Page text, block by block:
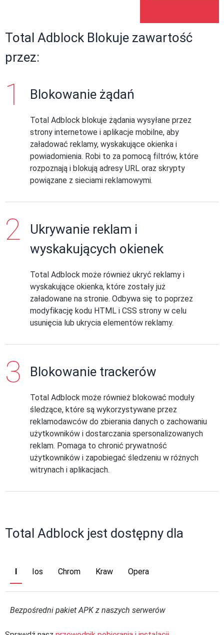
Total Adblock Blokuje zawartość
przez:
Blokowanie żądań
Total Adblock blokuje żądania wysyłane przez
strony internetowe i aplikacje mobilne, aby
załadować reklamy, wyskakujące okienka i
powiadomienia. Robi to za pomocą filtrów, które
rozpoznają i blokują adresy URL oraz skrypty
powiązane z sieciami reklamowymi.
Ukrywanie reklam i
wyskakujących okienek
Total Adblock może również ukryć reklamy i
wyskakujące okienka, które zostały już
załadowane na stronie. Odbywa się to poprzez
modyfikację kodu HTML i CSS strony w celu
usunięcia lub ukrycia elementów reklamy.
Blokowanie trackerów
Total Adblock może również blokować moduły
śledzące, które są wykorzystywane przez
reklamodawców do zbierania danych o zachowaniu
użytkowników i dostarczania spersonalizowanych
reklam. Pomaga to chronić prywatność
użytkowników i zapobiegać śledzeniu w różnych
witrynach i aplikacjach.
Total Adblock jest dostępny dla
I Ios Chrom Kraw Opera
Bezpośredni pakiet APK z naszych serwerów